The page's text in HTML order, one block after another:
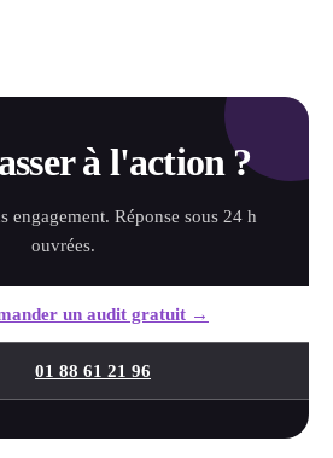
à l'action ?
engagement. Réponse sous 24 h
ouvrées.
un audit gratuit →
01 88 61 21 96